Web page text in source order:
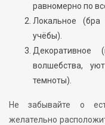
равномерно по
Локальное
учёбы).
Декоративное
волшебства,
темноты).
Не забывайте о
желательно